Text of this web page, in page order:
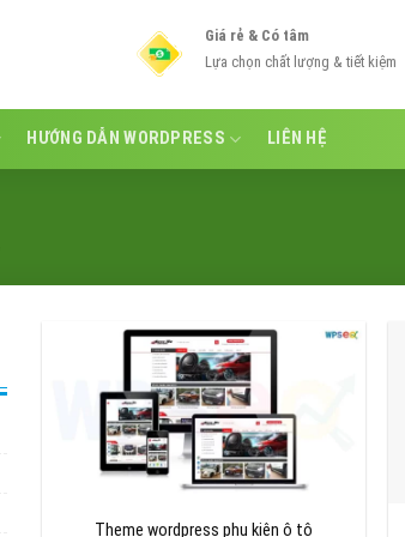
Giá rẻ & Có tâm
Lựa chọn chất lượng & tiết kiệm
HƯỚNG DẪN WORDPRESS LIÊN HỆ
Theme wordpress phụ kiện ô tô